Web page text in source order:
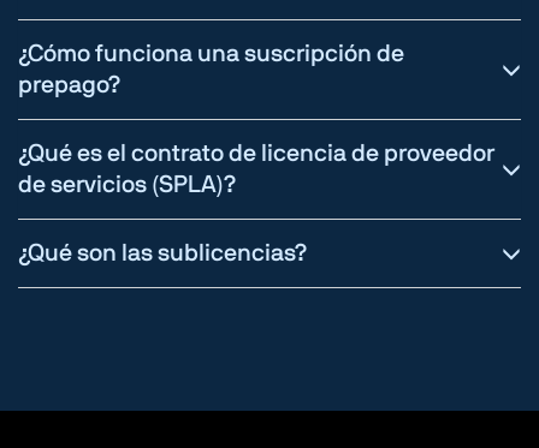
¿Cómo funciona una suscripción de
prepago?
¿Qué es el contrato de licencia de proveedor
de servicios (SPLA)?
¿Qué son las sublicencias?